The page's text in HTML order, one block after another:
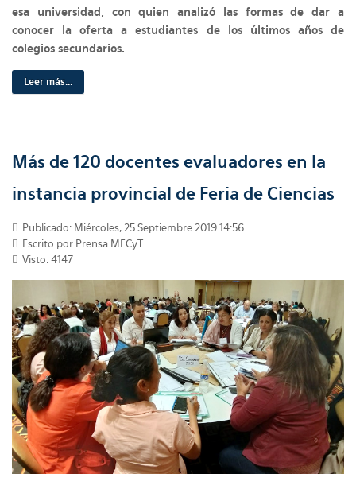
esa universidad, con quien analizó las formas de dar a
conocer la oferta a estudiantes de los últimos años de
colegios secundarios.
Leer más...
Más de 120 docentes evaluadores en la
instancia provincial de Feria de Ciencias
Publicado: Miércoles, 25 Septiembre 2019 14:56
Escrito por Prensa MECyT
Visto: 4147